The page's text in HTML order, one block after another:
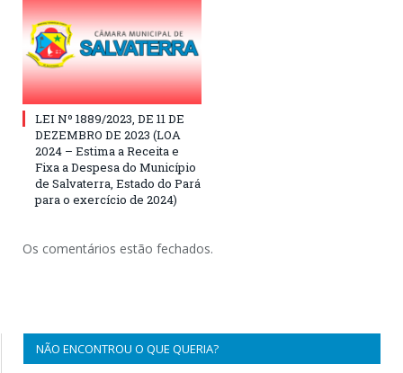
LEI Nº 1889/2023, DE 11 DE
DEZEMBRO DE 2023 (LOA
2024 – Estima a Receita e
Fixa a Despesa do Município
de Salvaterra, Estado do Pará
para o exercício de 2024)
Os comentários estão fechados.
NÃO ENCONTROU O QUE QUERIA?